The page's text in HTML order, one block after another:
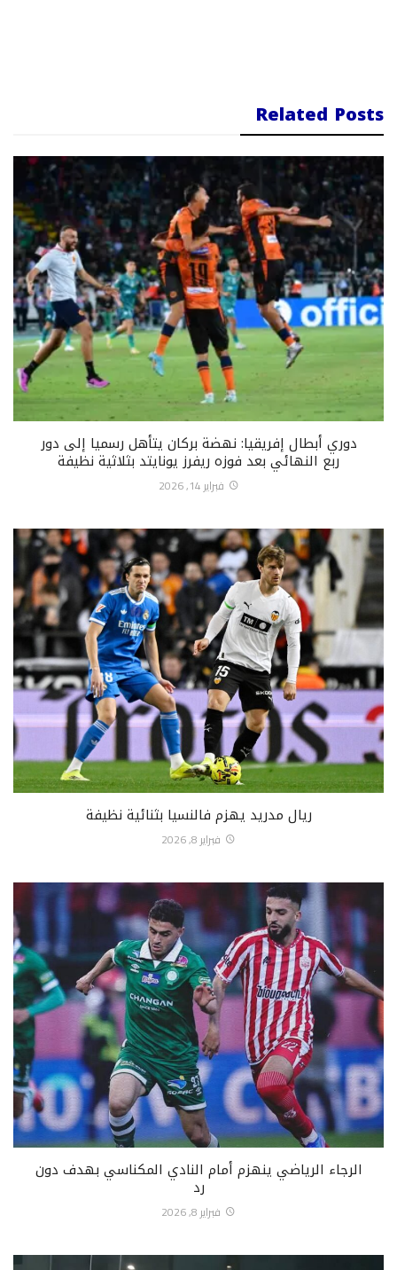
Related Posts
دوري أبطال إفريقيا: نهضة بركان يتأهل رسميا إلى دور
ربع النهائي بعد فوزه ريفرز يونايتد بثلاثية نظيفة
فبراير 14, 2026
ريال مدريد يهزم فالنسيا بثنائية نظيفة
فبراير 8, 2026
الرجاء الرياضي ينهزم أمام النادي المكناسي بهدف دون
رد
فبراير 8, 2026